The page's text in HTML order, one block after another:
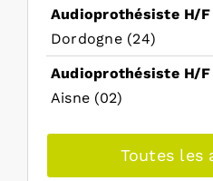
Audioprothésiste H/F
Dordogne (24)
Audioprothésiste H/F
Aisne (02)
Toutes les